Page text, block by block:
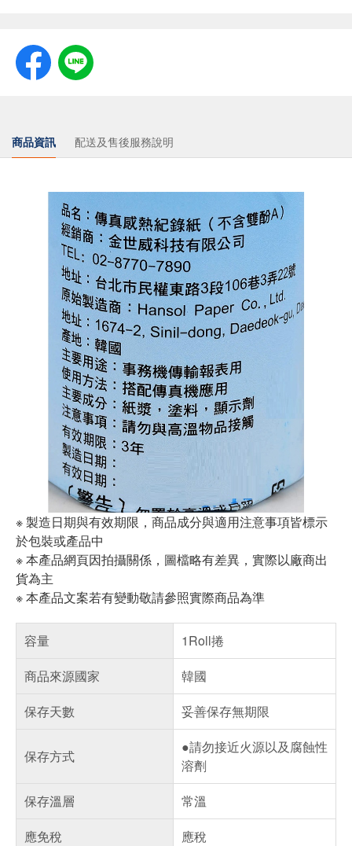
商品資訊 配送及售後服務說明
※ 製造日期與有效期限，商品成分與適用注意事項皆標示
於包裝或產品中
※ 本產品網頁因拍攝關係，圖檔略有差異，實際以廠商出
貨為主
※ 本產品文案若有變動敬請參照實際商品為準
容量
1Roll捲
商品來源國家
韓國
保存天數
妥善保存無期限
保存方式
●請勿接近火源以及腐蝕性
溶劑
保存溫層
常溫
應免稅
應稅